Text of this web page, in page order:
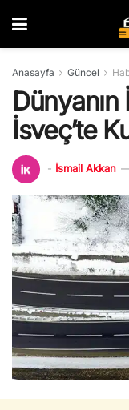
Anasayfa Güncel
İsveç’te
- İsmail Akkan